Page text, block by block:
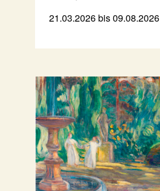
21.03.2026 bis 09.08.2026